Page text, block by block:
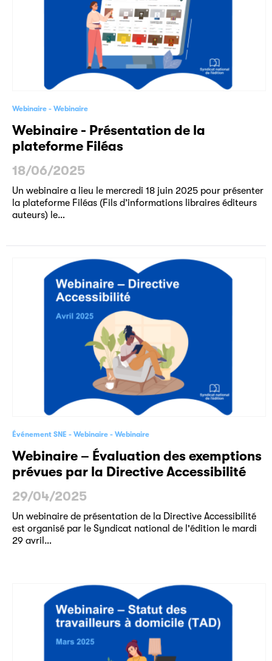
Webinaire Webinaire
Webinaire - Présentation de la
plateforme Filéas
18/06/2025
Un webinaire a lieu le mercredi 18 juin 2025 pour présenter
la plateforme Filéas (Fils d’informations libraires éditeurs
auteurs) le…
Événement SNE Webinaire Webinaire
Webinaire – Évaluation des exemptions
prévues par la Directive Accessibilité
29/04/2025
Un webinaire de présentation de la Directive Accessibilité
est organisé par le Syndicat national de l'édition le mardi
29 avril…